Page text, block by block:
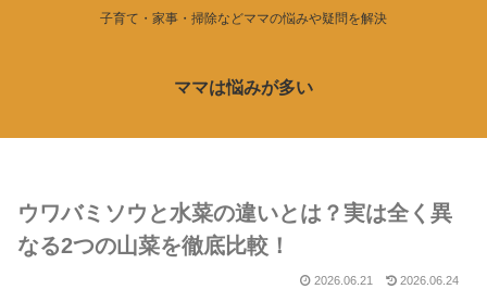
子育て・家事・掃除などママの悩みや疑問を解決
ママは悩みが多い
ウワバミソウと水菜の違いとは？実は全く異
なる2つの山菜を徹底比較！
2026.06.21 2026.06.24